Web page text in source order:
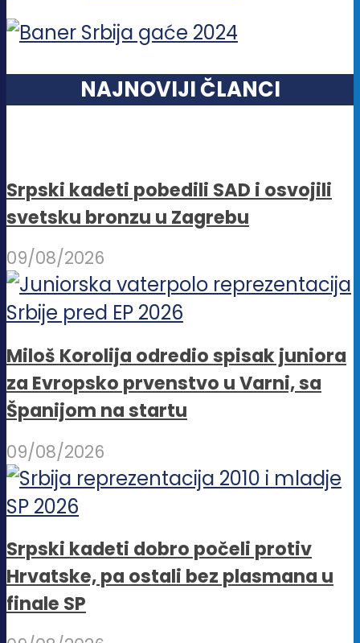
NAJNOVIJI ČLANCI
Srpski kadeti pobedili SAD i osvojili
svetsku bronzu u Zagrebu
09/08/2026
Miloš Korolija odredio spisak juniora
za Evropsko prvenstvo u Varni, sa
Španijom na startu
09/08/2026
Srpski kadeti dobro počeli protiv
Hrvatske, pa ostali bez plasmana u
finale SP